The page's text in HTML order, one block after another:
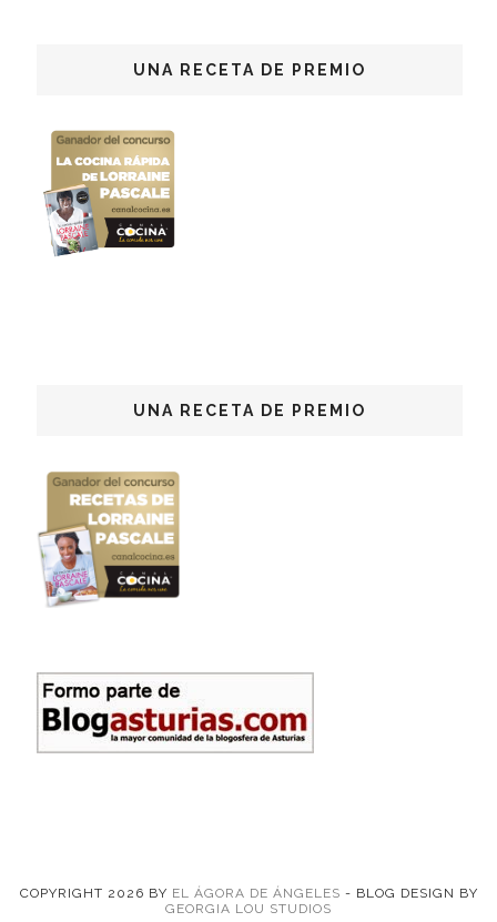
UNA RECETA DE PREMIO
UNA RECETA DE PREMIO
COPYRIGHT 2026 BY EL ÁGORA DE ÁNGELES - BLOG DESIGN BY
GEORGIA LOU STUDIOS